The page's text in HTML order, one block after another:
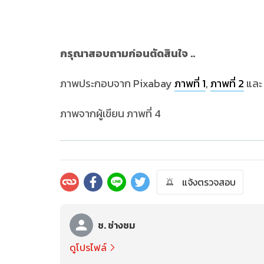
กรุณาสอบถามก่อนตัดสินใจ ..
ภาพประกอบจาก Pixabayภาพที่ 1,ภาพที่ 2 และ
ภาพจากผู้เขียน ภาพที่ 4
แจ้งตรวจสอบ
ช. ช่างชม
ดูโปรไฟล์